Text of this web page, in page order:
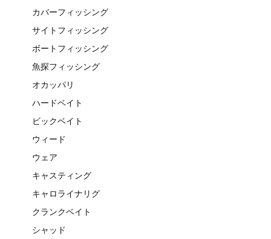
カバーフィッシング
サイトフィッシング
ボートフィッシング
魚探フィッシング
オカッパリ
ハードベイト
ビックベイト
ウィード
ウェア
キャスティング
キャロライナリグ
クランクベイト
シャッド